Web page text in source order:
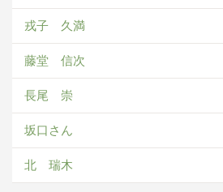
戎子 久満
藤堂 信次
長尾 崇
坂口さん
北 瑞木